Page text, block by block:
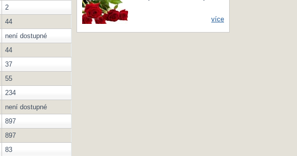
2
44
není dostupné
44
37
55
234
není dostupné
897
897
83
více